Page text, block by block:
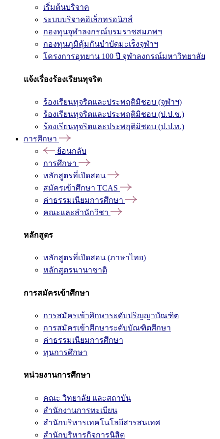
เริ่มต้นบริจาค
ระบบบริจาคอิเล็กทรอนิกส์
กองทุนจุฬาลงกรณ์บรมราชสมภพฯ
กองทุนภูมิคุ้มกันบำบัดมะเร็งจุฬาฯ
โครงการอุทยาน 100 ปี จุฬาลงกรณ์มหาวิทยาลัย
แจ้งเรื่องร้องเรียนทุจริต
ร้องเรียนทุจริตและประพฤติมิชอบ (จุฬาฯ)
ร้องเรียนทุจริตและประพฤติมิชอบ (ป.ป.ช.)
ร้องเรียนทุจริตและประพฤติมิชอบ (ป.ป.ท.)
การศึกษา
ย้อนกลับ
การศึกษา
หลักสูตรที่เปิดสอน
สมัครเข้าศึกษา TCAS
ค่าธรรมเนียมการศึกษา
คณะและสำนักวิชา
หลักสูตร
หลักสูตรที่เปิดสอน (ภาษาไทย)
หลักสูตรนานาชาติ
การสมัครเข้าศึกษา
การสมัครเข้าศึกษาระดับปริญญาบัณฑิต
การสมัครเข้าศึกษาระดับบัณฑิตศึกษา
ค่าธรรมเนียมการศึกษา
ทุนการศึกษา
หน่วยงานการศึกษา
คณะ วิทยาลัย และสถาบัน
สำนักงานการทะเบียน
สำนักบริหารเทคโนโลยีสารสนเทศ
สำนักบริหารกิจการนิสิต